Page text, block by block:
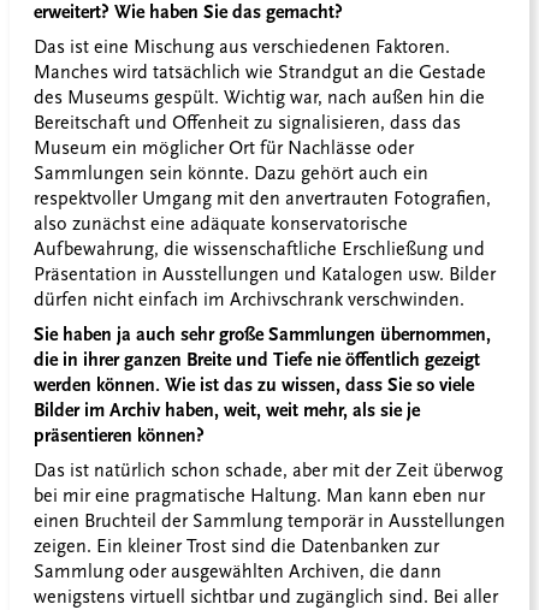
erweitert? Wie haben Sie das gemacht?
Das ist eine Mischung aus verschiedenen Faktoren.
Manches wird tatsächlich wie Strandgut an die Gestade
des Museums gespült. Wichtig war, nach außen hin die
Bereitschaft und Offenheit zu signalisieren, dass das
Museum ein möglicher Ort für Nachlässe oder
Sammlungen sein könnte. Dazu gehört auch ein
respektvoller Umgang mit den anvertrauten Fotografien,
also zunächst eine adäquate konservatorische
Aufbewahrung, die wissenschaftliche Erschließung und
Präsentation in Ausstellungen und Katalogen usw. Bilder
dürfen nicht einfach im Archivschrank verschwinden.
Sie haben ja auch sehr große Sammlungen übernommen,
die in ihrer ganzen Breite und Tiefe nie öffentlich gezeigt
werden können. Wie ist das zu wissen, dass Sie so viele
Bilder im Archiv haben, weit, weit mehr, als sie je
präsentieren können?
Das ist natürlich schon schade, aber mit der Zeit überwog
bei mir eine pragmatische Haltung. Man kann eben nur
einen Bruchteil der Sammlung temporär in Ausstellungen
zeigen. Ein kleiner Trost sind die Datenbanken zur
Sammlung oder ausgewählten Archiven, die dann
wenigstens virtuell sichtbar und zugänglich sind. Bei aller